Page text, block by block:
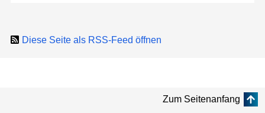
Diese Seite als RSS-Feed öffnen
Zum Seitenanfang